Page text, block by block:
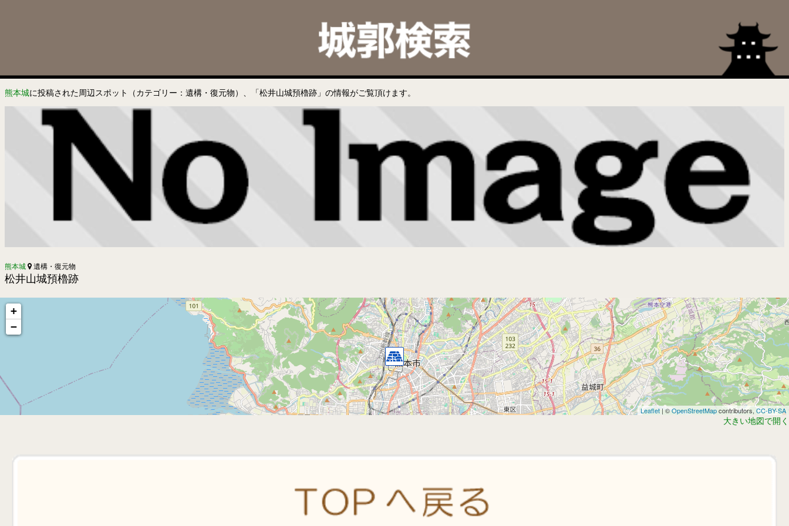
熊本城に投稿された周辺スポット（カテゴリー：遺構・復元物）、「松井山城預櫓跡」の情報がご覧頂けます。
熊本城 遺構・復元物
松井山城預櫓跡
+
−
Leaflet | ©OpenStreetMapcontributors,CC-BY-SA
大きい地図で開く